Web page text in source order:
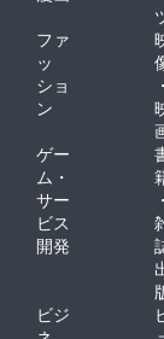
ファ
ッ
ショ
ン
・
ゲー
ム・
サー
ビス
開発
・
ビジ